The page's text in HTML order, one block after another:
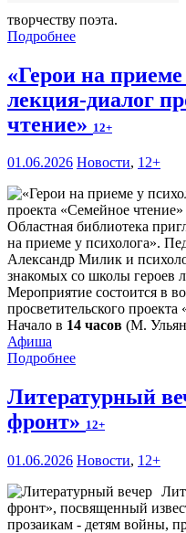
творчеству поэта.
Подробнее
«Герои на
лекция-диалог
чтение» 12+
01.06.2026 Новости, 12+
Областная библиотека
на приеме у психолога».
Александр Милик и
знакомых со школы героев
Мероприятие состоится в
просветительского
Начало в 14 часов (М.
Афиша
Подробнее
Литературный
фронт» 12+
01.06.2026 Новости, 12+
фронт», посвященный
прозаикам - детям войны,